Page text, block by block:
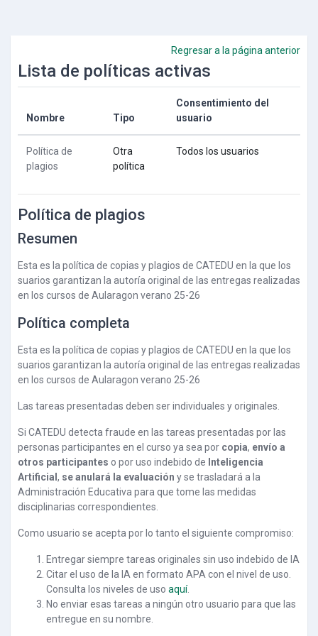
Regresar a la página anterior
Lista de políticas activas
Nombre Tipo
Consentimiento del
usuario
Política de
plagios
Otra
política
Todos los usuarios
Política de plagios
Resumen
Esta es la política de copias y plagios de CATEDU en la que los
suarios garantizan la autoría original de las entregas realizadas
en los cursos de Aularagon verano 25-26
Política completa
Esta es la política de copias y plagios de CATEDU en la que los
suarios garantizan la autoría original de las entregas realizadas
en los cursos de Aularagon verano 25-26
Las tareas presentadas deben ser individuales y originales.
Si CATEDU detecta fraude en las tareas presentadas por las
personas participantes en el curso ya sea por copia, envío a
otros participantes o por uso indebido de Inteligencia
Artificial , se anulará la evaluación y se trasladará a la
Administración Educativa para que tome las medidas
disciplinarias correspondientes.
Como usuario se acepta por lo tanto el siguiente compromiso:
Entregar siempre tareas originales sin uso indebido de IA
Citar el uso de la IA en formato APA con el nivel de uso.
Consulta los niveles de uso aquí.
No enviar esas tareas a ningún otro usuario para que las
entregue en su nombre.